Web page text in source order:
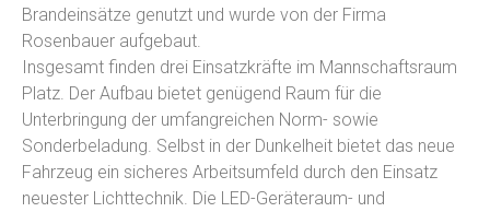
Brandeinsätze genutzt und wurde von der Firma
Rosenbauer aufgebaut.
Insgesamt finden drei Einsatzkräfte im Mannschaftsraum
Platz. Der Aufbau bietet genügend Raum für die
Unterbringung der umfangreichen Norm- sowie
Sonderbeladung. Selbst in der Dunkelheit bietet das neue
Fahrzeug ein sicheres Arbeitsumfeld durch den Einsatz
neuester Lichttechnik. Die LED-Geräteraum- und